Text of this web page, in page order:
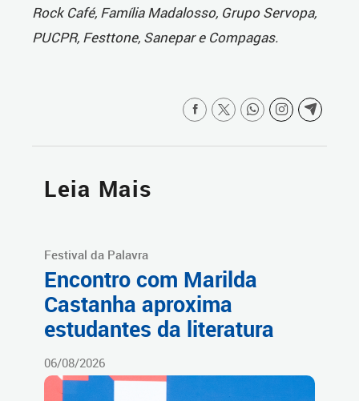
Rock Café, Família Madalosso, Grupo Servopa,
PUCPR, Festtone, Sanepar e Compagas.
Leia Mais
Festival da Palavra
Encontro com Marilda
Castanha aproxima
estudantes da literatura
06/08/2026